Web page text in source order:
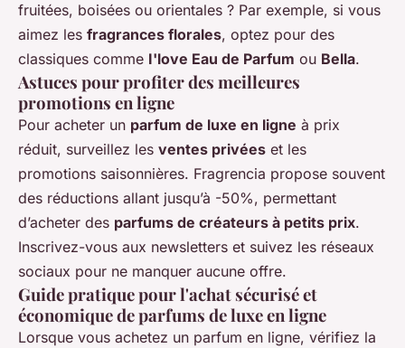
fruitées, boisées ou orientales ? Par exemple, si vous
aimez les fragrances florales, optez pour des
classiques comme I'love Eau de Parfum ou Bella.
Astuces pour profiter des meilleures
promotions en ligne
Pour acheter un parfum de luxe en ligne à prix
réduit, surveillez les ventes privées et les
promotions saisonnières. Fragrencia propose souvent
des réductions allant jusqu’à -50%, permettant
d’acheter des parfums de créateurs à petits prix.
Inscrivez-vous aux newsletters et suivez les réseaux
sociaux pour ne manquer aucune offre.
Guide pratique pour l'achat sécurisé et
économique de parfums de luxe en ligne
Lorsque vous achetez un parfum en ligne, vérifiez la